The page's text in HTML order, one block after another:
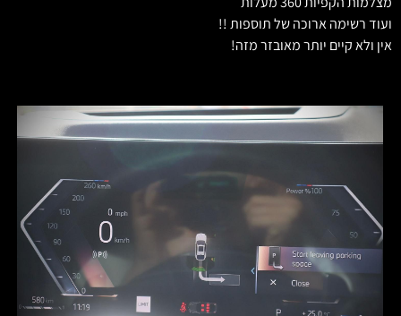
ועוד רשימה ארוכה של תוספות !!
אין ולא קיים יותר מאובזר מזה!